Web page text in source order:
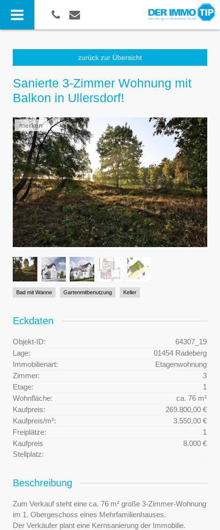
zurück zur Übersicht
Sanierte 3-Zimmer Wohnung mit
Balkon in Ullersdorf!
merken
Bad mit Wanne Gartenmitbenutzung Keller
Eckdaten
Objekt-ID:
64307_19
Lage:
01454 Radeberg
Immobilienart:
Etagenwohnung
Zimmer:
3
Etage:
1
Wohnfläche:
ca. 76 m²
Kaufpreis:
269.800,00 €
Kaufpreis/m²:
3.550,00 €
Freiplätze:
1
Kaufpreis
Stellplatz:
8.000 €
Beschreibung
Zum Verkauf steht eine ca. 76 m² große 3-Zimmer-Wohnung
im 1. Obergeschoss eines Mehrfamilienhauses.
Der Verkäufer plant eine Kernsanierung der Immobilie.